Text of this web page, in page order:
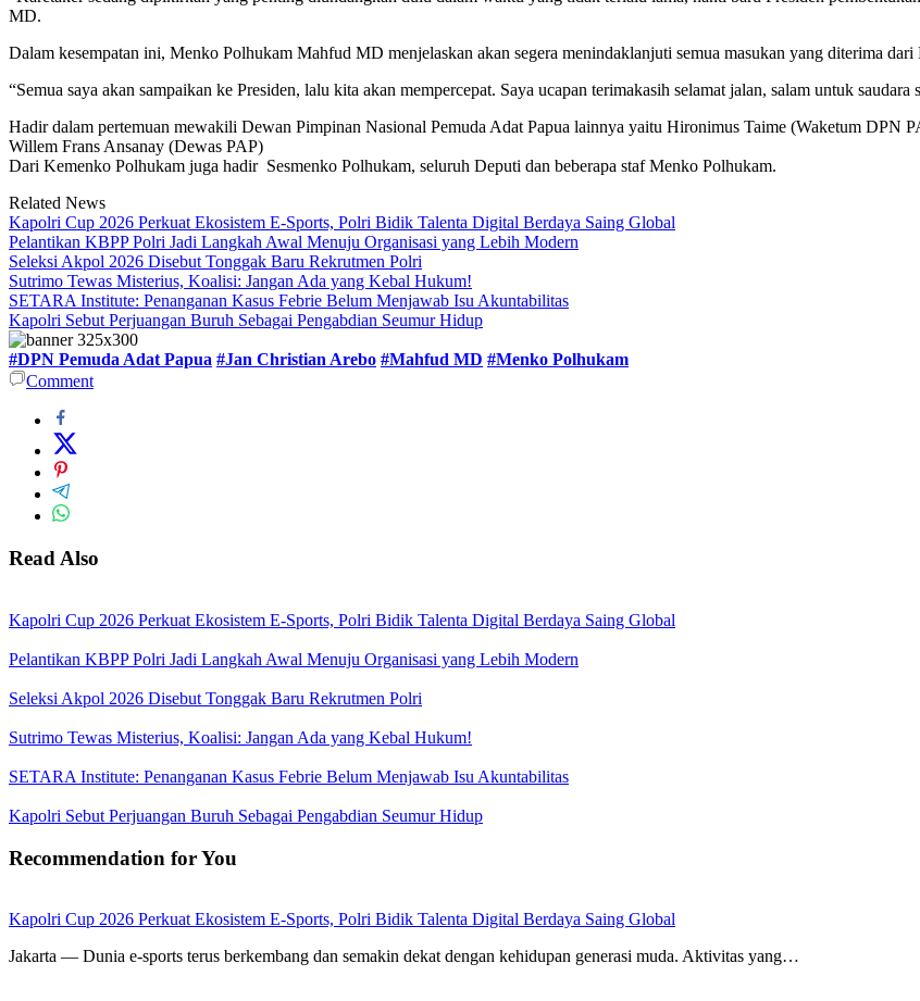
MD.
Dalam kesempatan ini, Menko Polhukam Mahfud MD menjelaskan akan segera menindaklanjuti semua masukan yang diterima
“Semua saya akan sampaikan ke Presiden, lalu kita akan mempercepat. Saya ucapan terimakasih selamat jalan, salam untuk
Hadir dalam pertemuan mewakili Dewan Pimpinan Nasional Pemuda Adat Papua lainnya yaitu Hironimus Taime (Waketum DPN
Willem Frans Ansanay (Dewas PAP)
Dari Kemenko Polhukam juga hadir Sesmenko Polhukam, seluruh Deputi dan beberapa staf Menko Polhukam.
Related News
Kapolri Cup 2026 Perkuat Ekosistem E-Sports, Polri Bidik Talenta Digital Berdaya Saing Global
Pelantikan KBPP Polri Jadi Langkah Awal Menuju Organisasi yang Lebih Modern
Seleksi Akpol 2026 Disebut Tonggak Baru Rekrutmen Polri
Sutrimo Tewas Misterius, Koalisi: Jangan Ada yang Kebal Hukum!
SETARA Institute: Penanganan Kasus Febrie Belum Menjawab Isu Akuntabilitas
Kapolri Sebut Perjuangan Buruh Sebagai Pengabdian Seumur Hidup
#DPN Pemuda Adat Papua #Jan Christian Arebo #Mahfud MD #Menko Polhukam
Comment
Read Also
Kapolri Cup 2026 Perkuat Ekosistem E-Sports, Polri Bidik Talenta Digital Berdaya Saing Global
Pelantikan KBPP Polri Jadi Langkah Awal Menuju Organisasi yang Lebih Modern
Seleksi Akpol 2026 Disebut Tonggak Baru Rekrutmen Polri
Sutrimo Tewas Misterius, Koalisi: Jangan Ada yang Kebal Hukum!
SETARA Institute: Penanganan Kasus Febrie Belum Menjawab Isu Akuntabilitas
Kapolri Sebut Perjuangan Buruh Sebagai Pengabdian Seumur Hidup
Recommendation for You
Kapolri Cup 2026 Perkuat Ekosistem E-Sports, Polri Bidik Talenta Digital Berdaya Saing Global
Jakarta — Dunia e-sports terus berkembang dan semakin dekat dengan kehidupan generasi muda. Aktivitas yang…